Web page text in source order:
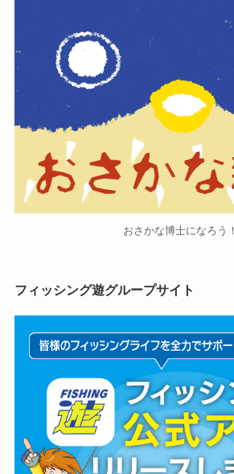
おさかな博士になろう！
フィッシング遊グループサイト